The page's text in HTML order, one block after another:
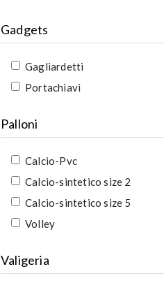
Gadgets
Gagliardetti
Portachiavi
Palloni
Calcio-Pvc
Calcio-sintetico size 2
Calcio-sintetico size 5
Volley
Valigeria